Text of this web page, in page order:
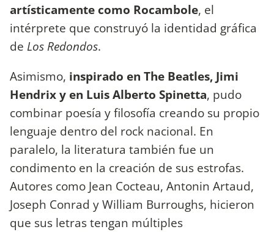
artísticamente como Rocambole, el
intérprete que construyó la identidad gráfica
de Los Redondos.
Asimismo, inspirado en The Beatles, Jimi
Hendrix y en Luis Alberto Spinetta, pudo
combinar poesía y filosofía creando su propio
lenguaje dentro del rock nacional. En
paralelo, la literatura también fue un
condimento en la creación de sus estrofas.
Autores como Jean Cocteau, Antonin Artaud,
Joseph Conrad y William Burroughs, hicieron
que sus letras tengan múltiples